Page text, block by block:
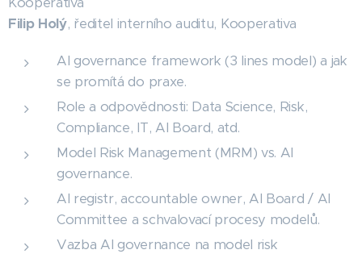
Filip Holý, ředitel interního auditu, Kooperativa
AI governance framework (3 lines model) a jak
se promítá do praxe.
Role a odpovědnosti: Data Science, Risk,
Compliance, IT, AI Board, atd.
Model Risk Management (MRM) vs. AI
governance.
AI registr, accountable owner, AI Board / AI
Committee a schvalovací procesy modelů.
Vazba AI governance na model risk